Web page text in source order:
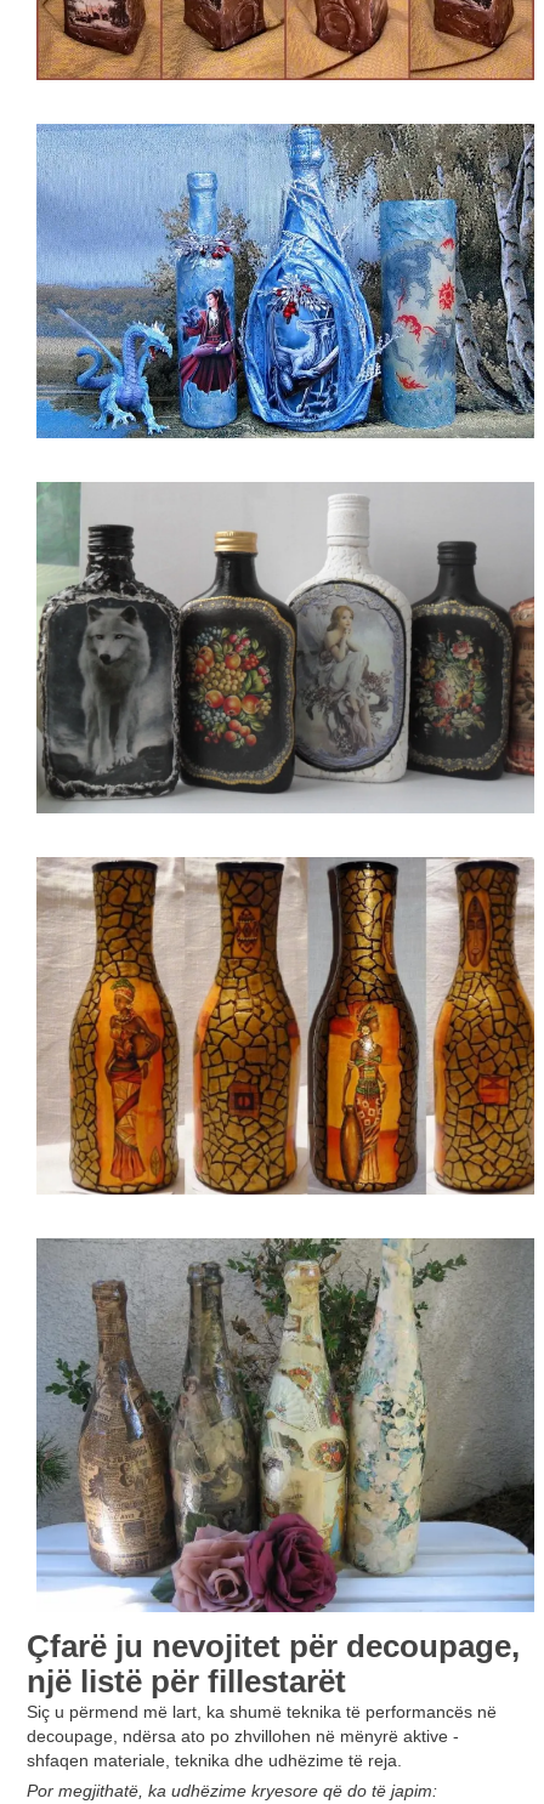
Çfarë ju nevojitet për decoupage,
një listë për fillestarët
Siç u përmend më lart, ka shumë teknika të performancës në
decoupage, ndërsa ato po zhvillohen në mënyrë aktive -
shfaqen materiale, teknika dhe udhëzime të reja.
Por megjithatë, ka udhëzime kryesore që do të japim: